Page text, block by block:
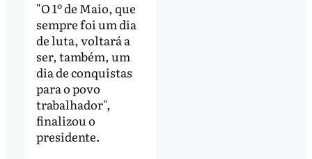
"O 1º de Maio, que
sempre foi um dia
de luta, voltará a
ser, também, um
dia de conquistas
para o povo
trabalhador",
finalizou o
presidente.